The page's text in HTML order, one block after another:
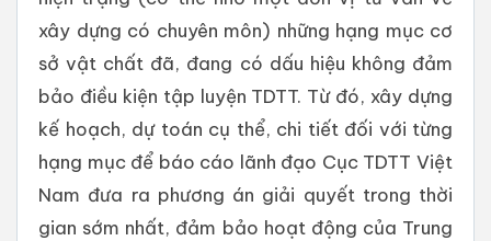
xây dựng có chuyên môn) những hạng mục cơ
sở vật chất đã, đang có dấu hiệu không đảm
bảo điều kiện tập luyện TDTT. Từ đó, xây dựng
kế hoạch, dự toán cụ thể, chi tiết đối với từng
hạng mục để báo cáo lãnh đạo Cục TDTT Việt
Nam đưa ra phương án giải quyết trong thời
gian sớm nhất, đảm bảo hoạt động của Trung